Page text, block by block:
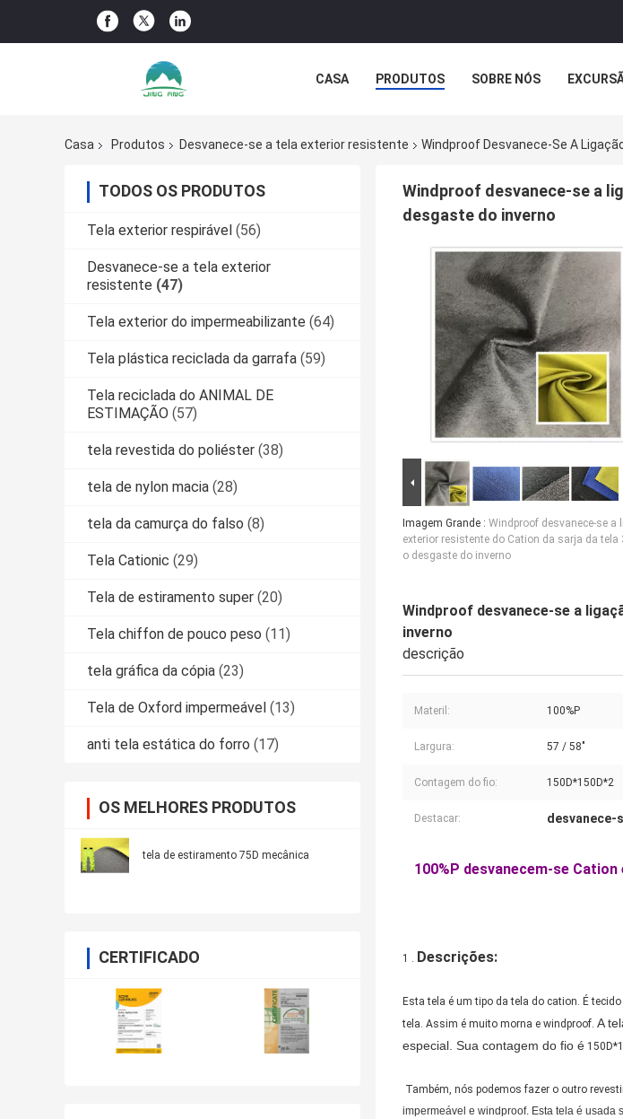
CASA PRODUTOS SOBRE NÓS
Casa
Produtos Desvanece-se a tela exterior resistente Windproof Desvanece-Se A
TODOS OS PRODUTOS
Tela exterior respirável (56)
Desvanece-se a tela exterior
resistente (47)
Tela exterior do impermeabilizante (64)
Tela plástica reciclada da garrafa (59)
Tela reciclada do ANIMAL DE
ESTIMAÇÃO (57)
tela revestida do poliéster (38)
tela de nylon macia (28)
tela da camurça do falso (8)
Tela Cationic (29)
Tela de estiramento super (20)
Tela chiffon de pouco peso (11)
tela gráfica da cópia (23)
Tela de Oxford impermeável (13)
anti tela estática do forro (17)
OS MELHORES PRODUTOS
tela de estiramento 75D mecânica
CERTIFICADO
Windproof desvanece-se a
desgaste do inverno
Imagem Grande : Windproof desvanece-se a
exterior resistente do Cation da sarja da tela
o desgaste do inverno
Windproof desvanece-se a
inverno
descrição
Materil: 100%P
Largura: 57 / 58"
Contagem do fio: 150D*150D*2
Destacar: desvanece-
100%P desvanecem-se
1 . Descrições:
Esta tela é um tipo da tela do cation. É
tela. Assim é muito morna e windproof. A
especial. Sua contagem do fio é
Também, nós podemos fazer o outro
impermeável e windproof. Esta tela é usada